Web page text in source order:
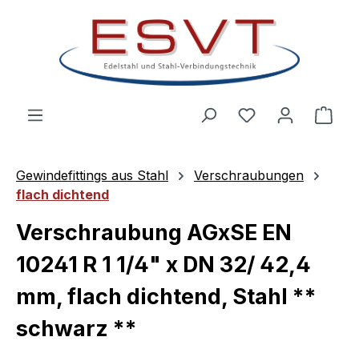
Zum Hauptinhalt springen
Gewindefittings aus Stahl
Verschraubungen
flach dichtend
Verschraubung AGxSE EN
10241 R 1 1/4" x DN 32/ 42,4
mm, flach dichtend, Stahl **
schwarz **